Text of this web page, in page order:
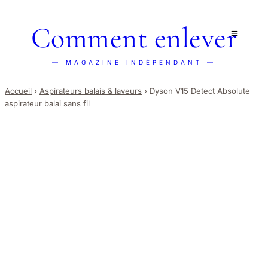
Comment enlever
— MAGAZINE INDÉPENDANT —
Accueil › Aspirateurs balais & laveurs › Dyson V15 Detect Absolute
aspirateur balai sans fil